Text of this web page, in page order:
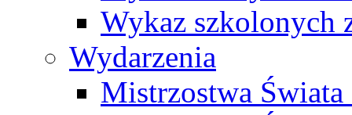
Wykaz szkolonych
Wydarzenia
Mistrzostwa